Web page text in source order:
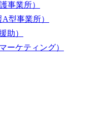
事業所）
A型事業所）
助）
ーケティング）